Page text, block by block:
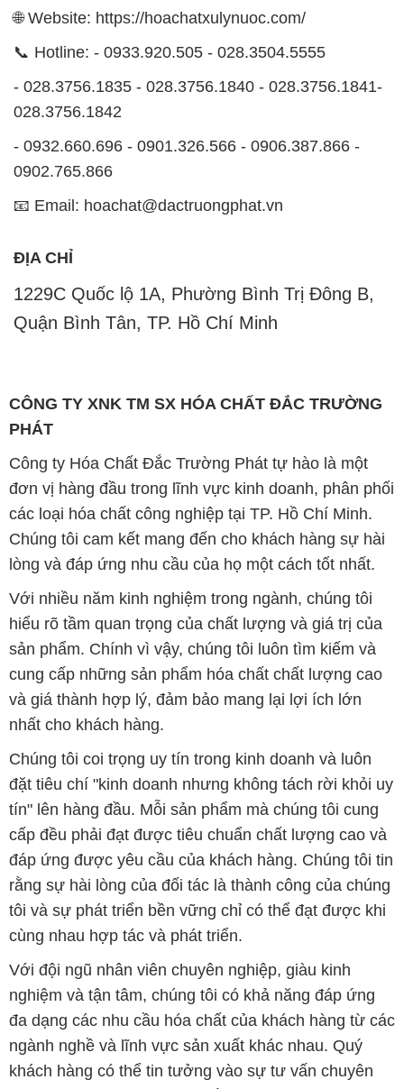
0902.765.866
📧 Email: hoachat@dactruongphat.vn
ĐỊA CHỈ
1229C Quốc lộ 1A, Phường Bình Trị Đông B,
Quận Bình Tân, TP. Hồ Chí Minh
CÔNG TY XNK TM SX HÓA CHẤT ĐẮC TRƯỜNG
PHÁT
các loại hóa chất công nghiệp tại TP. Hồ Chí Minh.
Chúng tôi cam kết mang đến cho khách hàng sự hài
lòng và đáp ứng nhu cầu của họ một cách tốt nhất.
Với nhiều năm kinh nghiệm trong ngành, chúng tôi
hiểu rõ tầm quan trọng của chất lượng và giá trị của
sản phẩm. Chính vì vậy, chúng tôi luôn tìm kiếm và
cung cấp những sản phẩm hóa chất chất lượng cao
và giá thành hợp lý, đảm bảo mang lại lợi ích lớn
nhất cho khách hàng.
Chúng tôi coi trọng uy tín trong kinh doanh và luôn
đặt tiêu chí "kinh doanh nhưng không tách rời khỏi uy
tín" lên hàng đầu. Mỗi sản phẩm mà chúng tôi cung
cấp đều phải đạt được tiêu chuẩn chất lượng cao và
đáp ứng được yêu cầu của khách hàng. Chúng tôi tin
rằng sự hài lòng của đối tác là thành công của chúng
tôi và sự phát triển bền vững chỉ có thể đạt được khi
cùng nhau hợp tác và phát triển.
Với đội ngũ nhân viên chuyên nghiệp, giàu kinh
nghiệm và tận tâm, chúng tôi có khả năng đáp ứng
đa dạng các nhu cầu hóa chất của khách hàng từ các
ngành nghề và lĩnh vực sản xuất khác nhau. Quý
khách hàng có thể tin tưởng vào sự tư vấn chuyên
nghiệp và những giải pháp tối ưu mà chúng tôi cung
cấp.
Chúng tôi cam kết cung cấp những sản phẩm hóa
chất đảm bảo chất lượng và giá thành tốt nhất trên